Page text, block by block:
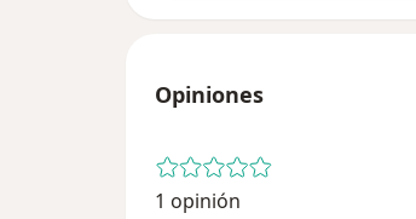
Opiniones
1 opinión